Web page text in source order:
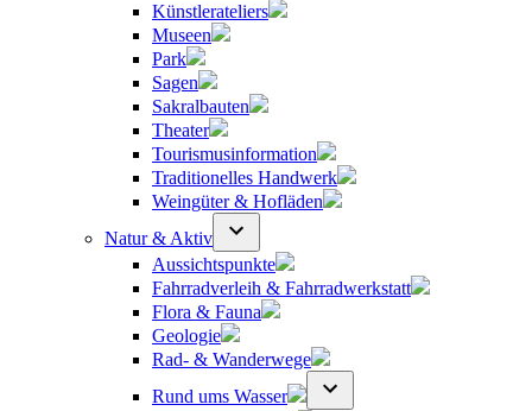
Künstlerateliers
Museen
Park
Sagen
Sakralbauten
Theater
Tourismusinformation
Traditionelles Handwerk
Weingüter & Hofläden
Natur & Aktiv
Aussichtspunkte
Fahrradverleih & Fahrradwerkstatt
Flora & Fauna
Geologie
Rad- & Wanderwege
Rund ums Wasser